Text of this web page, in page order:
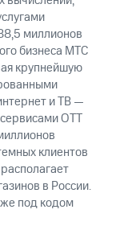
миллионов
бизнеса МТС
крупнейшую
и ТВ —
OTT
клиентов
в России.
под кодом